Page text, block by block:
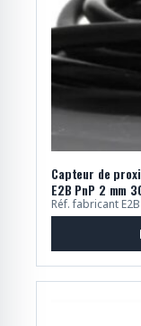
Capteur de
E2B PnP 2 mm
Réf. fabricant